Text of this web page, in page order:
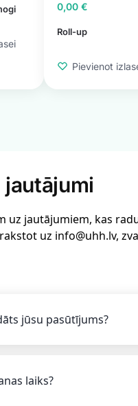
Roll-up
0,00 €
Pievienot
uz jautājumiem, kas
uz info@uhh.lv,
jūsu pasūtījums?
laiks?